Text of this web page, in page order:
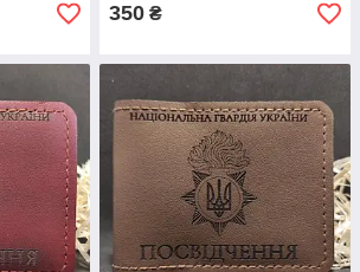
350 ₴